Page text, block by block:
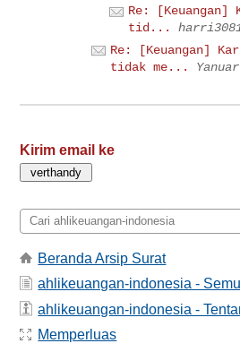
Re:
tid...
Re: [Keuangan]
tidak me...
Kirim email ke
Beranda Arsip Surat
ahlikeuangan-indonesia -
ahlikeuangan-indonesia -
Memperluas